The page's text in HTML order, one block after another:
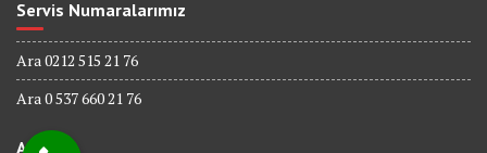
Servis Numaralarımız
Ara 0212 515 21 76
Ara 0 537 660 21 76
Adres